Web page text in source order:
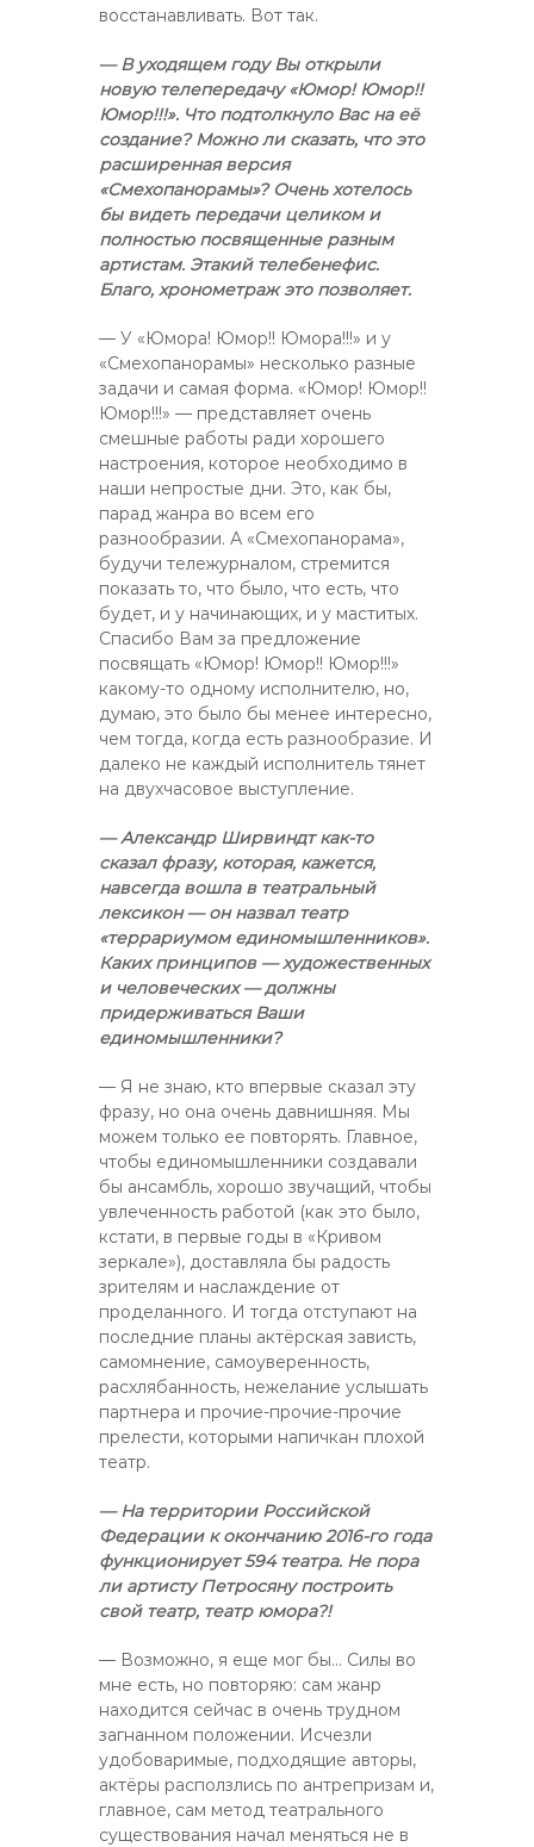
восстанавливать. Вот так.
— В уходящем году Вы открыли
новую телепередачу «Юмор! Юмор!!
Юмор!!!». Что подтолкнуло Вас на её
создание? Можно ли сказать, что это
расширенная версия
«Смехопанорамы»? Очень хотелось
бы видеть передачи целиком и
полностью посвященные разным
артистам. Этакий телебенефис.
Благо, хронометраж это позволяет.
— У «Юмора! Юмор!! Юмора!!!» и у
«Смехопанорамы» несколько разные
задачи и самая форма. «Юмор! Юмор!!
Юмор!!!» — представляет очень
смешные работы ради хорошего
настроения, которое необходимо в
наши непростые дни. Это, как бы,
парад жанра во всем его
разнообразии. А «Смехопанорама»,
будучи тележурналом, стремится
показать то, что было, что есть, что
будет, и у начинающих, и у маститых.
Спасибо Вам за предложение
посвящать «Юмор! Юмор!! Юмор!!!»
какому-то одному исполнителю, но,
думаю, это было бы менее интересно,
чем тогда, когда есть разнообразие. И
далеко не каждый исполнитель тянет
на двухчасовое выступление.
— Александр Ширвиндт как-то
сказал фразу, которая, кажется,
навсегда вошла в театральный
лексикон — он назвал театр
«террариумом единомышленников».
Каких принципов — художественных
и человеческих — должны
придерживаться Ваши
единомышленники?
— Я не знаю, кто впервые сказал эту
фразу, но она очень давнишняя. Мы
можем только ее повторять. Главное,
чтобы единомышленники создавали
бы ансамбль, хорошо звучащий, чтобы
увлеченность работой (как это было,
кстати, в первые годы в «Кривом
зеркале»), доставляла бы радость
зрителям и наслаждение от
проделанного. И тогда отступают на
последние планы актёрская зависть,
самомнение, самоуверенность,
расхлябанность, нежелание услышать
партнера и прочие-прочие-прочие
прелести, которыми напичкан плохой
театр.
— На территории Российской
Федерации к окончанию 2016-го года
функционирует 594 театра. Не пора
ли артисту Петросяну построить
свой театр, театр юмора?!
— Возможно, я еще мог бы… Силы во
мне есть, но повторяю: сам жанр
находится сейчас в очень трудном
загнанном положении. Исчезли
удобоваримые, подходящие авторы,
актёры расползлись по антрепризам и,
главное, сам метод театрального
существования начал меняться не в